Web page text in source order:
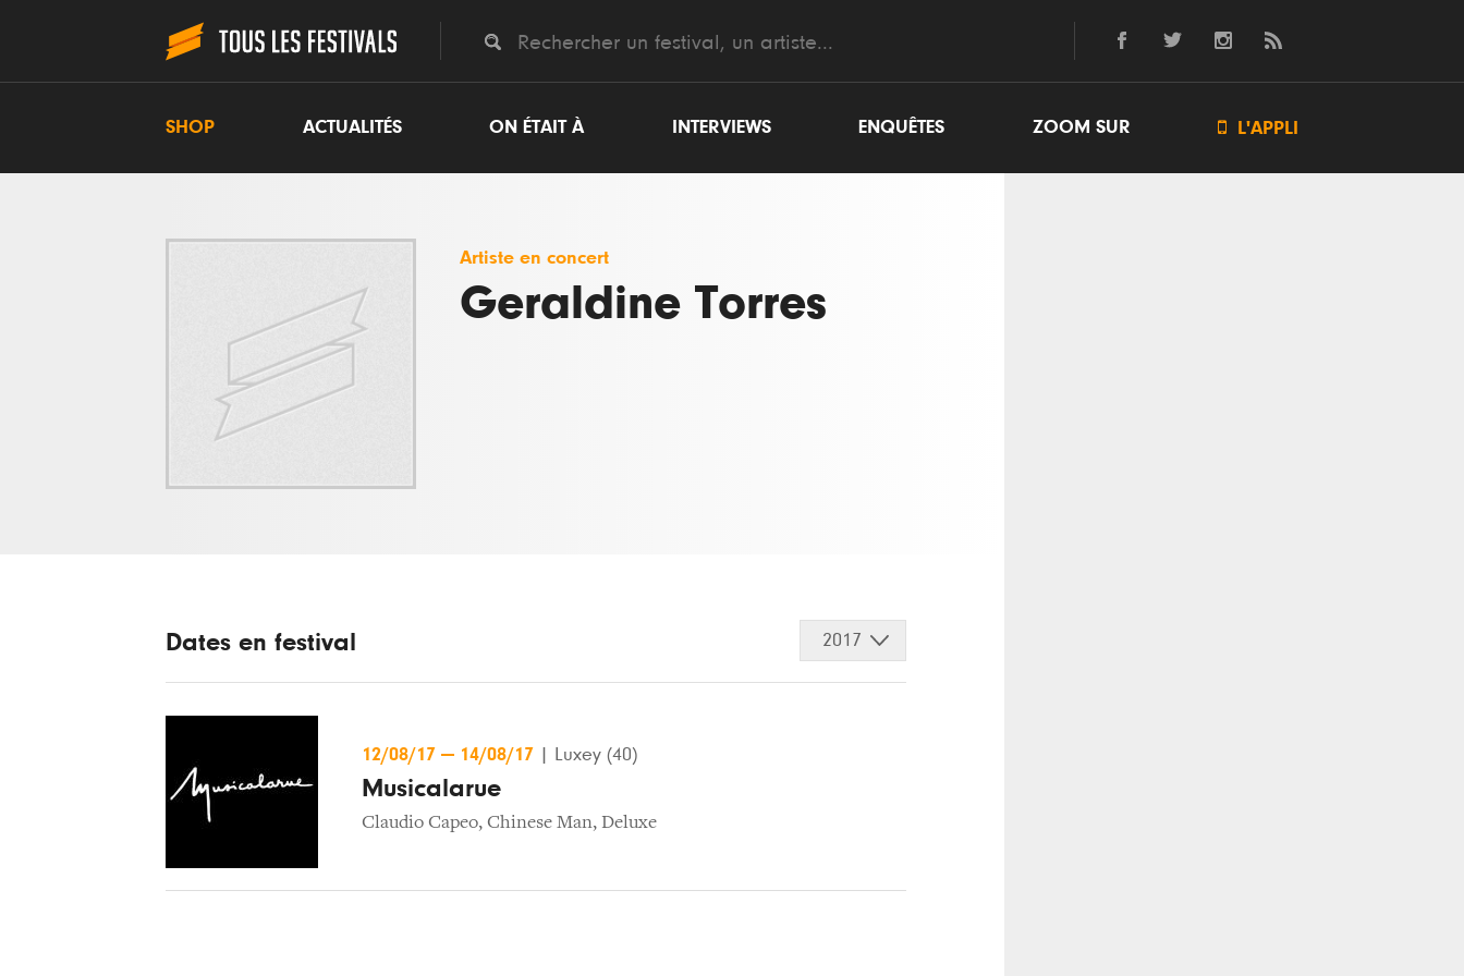
SHOP ACTUALITÉS ON ÉTAIT À INTERVIEWS ENQUÊTES ZOOM SUR  L'APPLI
Artiste en concert
Geraldine Torres
Dates en festival 2017
12/08/17 — 14/08/17 Luxey (40)
Musicalarue
Claudio Capeo, Chinese Man, Deluxe